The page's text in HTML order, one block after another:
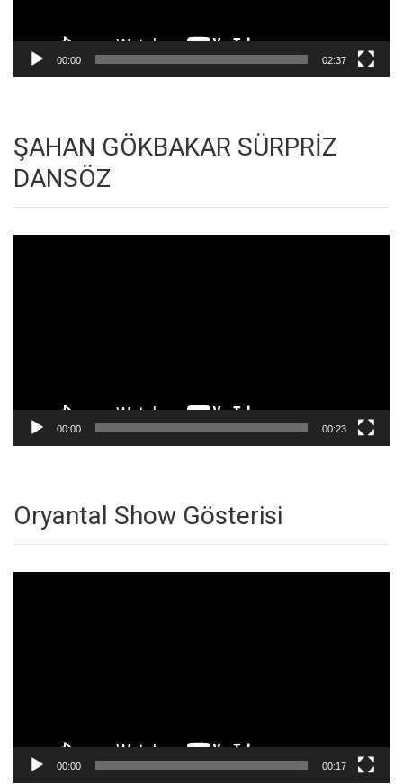
00:00 02:37
ŞAHAN GÖKBAKAR SÜRPRİZ
DANSÖZ
00:00 00:23
Oryantal Show Gösterisi
00:00 00:17